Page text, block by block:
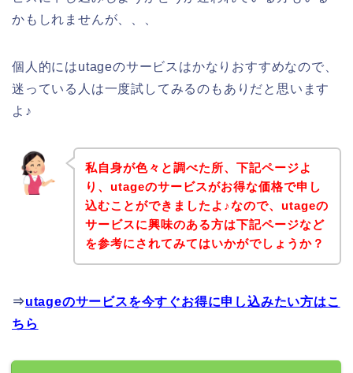
かもしれませんが、、、
個人的にはutageのサービスはかなりおすすめなので、
迷っている人は一度試してみるのもありだと思います
よ♪
私自身が色々と調べた所、下記ページよ
り、utageのサービスがお得な価格で申し
込むことができましたよ♪なので、utageの
サービスに興味のある方は下記ページなど
を参考にされてみてはいかがでしょうか？
⇒utageのサービスを今すぐお得に申し込みたい方はこ
ちら